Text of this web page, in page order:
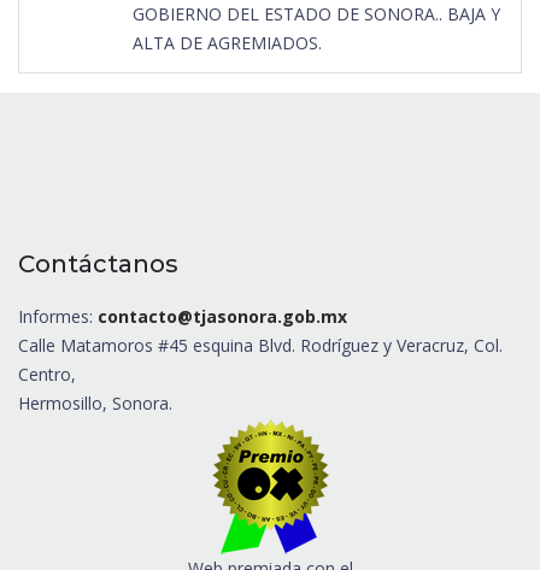
GOBIERNO DEL ESTADO DE SONORA.. BAJA Y
ALTA DE AGREMIADOS.
Contáctanos
Informes: contacto@tjasonora.gob.mx
Calle Matamoros #45 esquina Blvd. Rodríguez y Veracruz, Col.
Centro,
Hermosillo, Sonora.